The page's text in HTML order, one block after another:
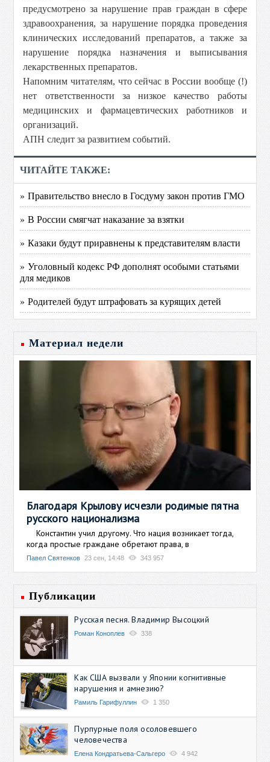
предусмотрено за нарушение прав граждан в сфере
здравоохранения, за нарушение порядка проведения
клинических исследований препаратов, а также за
нарушение порядка назначения и выписывания
лекарственных препаратов.
Напомним читателям, что сейчас в России вообще (!)
нет ответственности за низкое качество работы
медицинских и фармацевтических работников и
организаций.
АПН следит за развитием событий.
ЧИТАЙТЕ ТАКЖЕ:
» Правительство внесло в Госдуму закон против ГМО
» В России смягчат наказание за взятки
» Казаки будут приравнены к представителям власти
» Уголовный кодекс РФ дополнят особыми статьями
для медиков
» Родителей будут штрафовать за курящих детей
Материал недели
Благодаря Крылову исчезли родимые пятна
русского национализма
Константин учил другому. Что нация возникает тогда,
когда простые граждане обретают права, в
Павел Святенков 23 сен, 14:48 343 957
Публикации
Русская песня. Владимир Высоцкий
Роман Коноплев 338
Как США вызвали у Японии когнитивные
нарушения и амнезию?
Рамиль Гарифуллин 1 350
Пурпурные поля осоловевшего
человечества
Елена Кондратьева-Сальгеро 4 942